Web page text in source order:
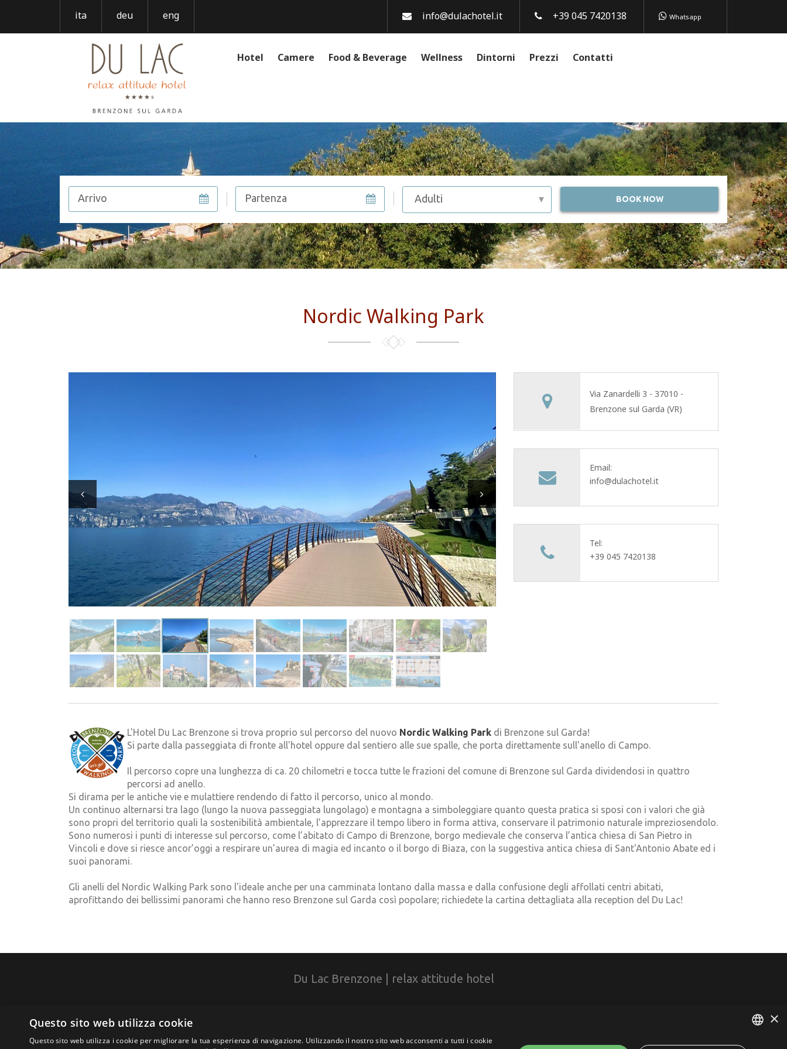
info@dulachotel.it +39 045 7420138 Whatsapp
ita deu eng
Hotel Camere Food & Beverage Wellness Dintorni Prezzi Contatti
Adulti ▾
Nordic Walking Park
Via Zanardelli 3 - 37010 -
Brenzone sul Garda (VR)
Email:
info@dulachotel.it
Tel:
+39 045 7420138
L'Hotel Du Lac Brenzone si trova proprio sul percorso del nuovo Nordic Walking Park di Brenzone sul Garda!
Si parte dalla passeggiata di fronte all'hotel oppure dal sentiero alle sue spalle, che porta direttamente sull'anello di Campo.
Il percorso copre una lunghezza di ca. 20 chilometri e tocca tutte le frazioni del comune di Brenzone sul Garda dividendosi in quattro
percorsi ad anello.
Si dirama per le antiche vie e mulattiere rendendo di fatto il percorso, unico al mondo.
Un continuo alternarsi tra lago (lungo la nuova passeggiata lungolago) e montagna a simboleggiare quanto questa pratica si sposi con i valori che già
sono propri del territorio quali la sostenibilità ambientale, l’apprezzare il tempo libero in forma attiva, conservare il patrimonio naturale impreziosendolo.
Sono numerosi i punti di interesse sul percorso, come l’abitato di Campo di Brenzone, borgo medievale che conserva l’antica chiesa di San Pietro in
Vincoli e dove si riesce ancor’oggi a respirare un’aurea di magia ed incanto o il borgo di Biaza, con la suggestiva antica chiesa di Sant'Antonio Abate ed i
suoi panorami.
Gli anelli del Nordic Walking Park sono l'ideale anche per una camminata lontano dalla massa e dalla confusione degli affollati centri abitati,
aprofittando dei bellissimi panorami che hanno reso Brenzone sul Garda così popolare; richiedete la cartina dettagliata alla reception del Du Lac!
Du Lac Brenzone | relax attitude hotel
+39 045 7420138 Via Zanardelli 3 - 37010 - Brenzone sul Garda (VR) ×
Questo sito web utilizza cookie
Questo sito web utilizza i cookie per migliorare la tua esperienza di navigazione. Utilizzando il nostro sito web acconsenti a tutti i cookie